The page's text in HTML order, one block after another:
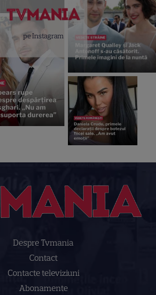
pe Instagram
Despre Tvmania
Contact
Contacte televiziuni
Abonamente